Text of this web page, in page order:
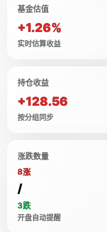
基金估值
+1.26%
实时估算收益
持仓收益
+128.56
按分组同步
涨跌数量
8涨
/
3跌
开盘自动提醒